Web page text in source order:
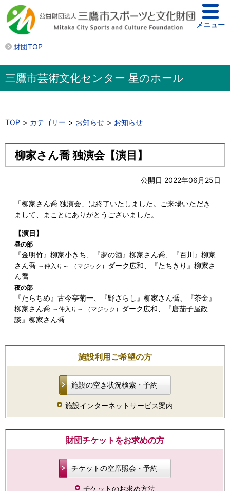
財団TOP
メニュー
三鷹市芸術文化センター 星のホール
TOP カテゴリー お知らせ お知らせ
柳家さん喬 独演会【演目】
公開日 2022年06月25日
「柳家さん喬 独演会」は終了いたしました。ご来場いただき
まして、まことにありがとうございました。
【演目】
昼の部
『金明竹』柳家小きち、『夢の酒』柳家さん喬、『百川』柳家
さん喬 ～仲入り～ （マジック） ダーク広和、『たちきり』柳家さ
ん喬
夜の部
『たらちめ』古今亭菊一、『野ざらし』柳家さん喬、『茶金』
柳家さん喬 ～仲入り～ （マジック） ダーク広和、『唐茄子屋政
談』柳家さん喬
施設利用ご希望の方
施設の空き状況検索・予約
施設インターネットサービス案内
財団チケットをお求めの方
チケットの空席照会・予約
チケットのお求め方法